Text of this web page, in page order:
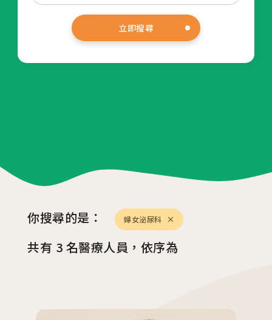
生殖醫學專科
05
立即搜尋
你搜尋的是： 婦女泌尿科
共有 3 名醫療人員，依序為